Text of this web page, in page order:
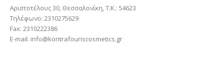
Αριστοτέλους 30, Θεσσαλονίκη, T.K.: 54623
Τηλέφωνο: 2310275629
Fax: 2310222386
E-mail: info@kontrafouriscosmetics.gr